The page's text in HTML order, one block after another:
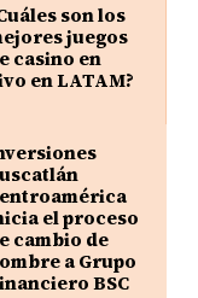
son los
juegos
casino en
en LATAM?
el proceso
cambio de
a Grupo
BSC